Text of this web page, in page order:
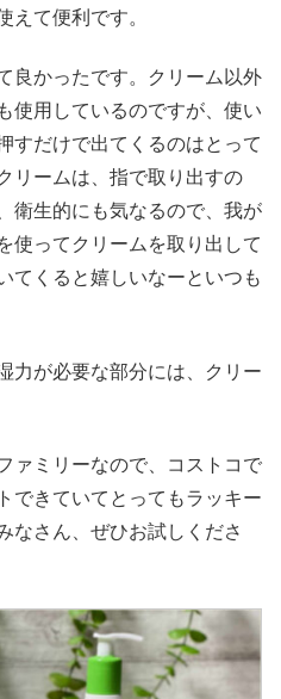
えて便利です。
良かったです。クリーム以外
使用しているのですが、使い
すだけで出てくるのはとって
リームは、指で取り出すの
衛生的にも気なるので、我が
使ってクリームを取り出して
てくると嬉しいなーといつも
力が必要な部分には、クリー
ァミリーなので、コストコで
できていてとってもラッキー
なさん、ぜひお試しくださ